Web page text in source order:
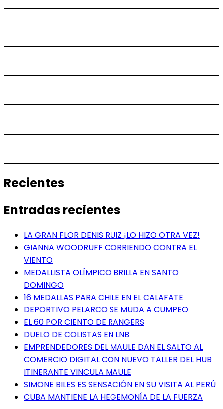
Recientes
Entradas recientes
LA GRAN FLOR DENIS RUIZ ¡LO HIZO OTRA VEZ!
GIANNA WOODRUFF CORRIENDO CONTRA EL
VIENTO
MEDALLISTA OLÍMPICO BRILLA EN SANTO
DOMINGO
16 MEDALLAS PARA CHILE EN EL CALAFATE
DEPORTIVO PELARCO SE MUDA A CUMPEO
EL 60 POR CIENTO DE RANGERS
DUELO DE COLISTAS EN LNB
EMPRENDEDORES DEL MAULE DAN EL SALTO AL
COMERCIO DIGITAL CON NUEVO TALLER DEL HUB
ITINERANTE VINCULA MAULE
SIMONE BILES ES SENSACIÓN EN SU VISITA AL PERÚ
CUBA MANTIENE LA HEGEMONÍA DE LA FUERZA